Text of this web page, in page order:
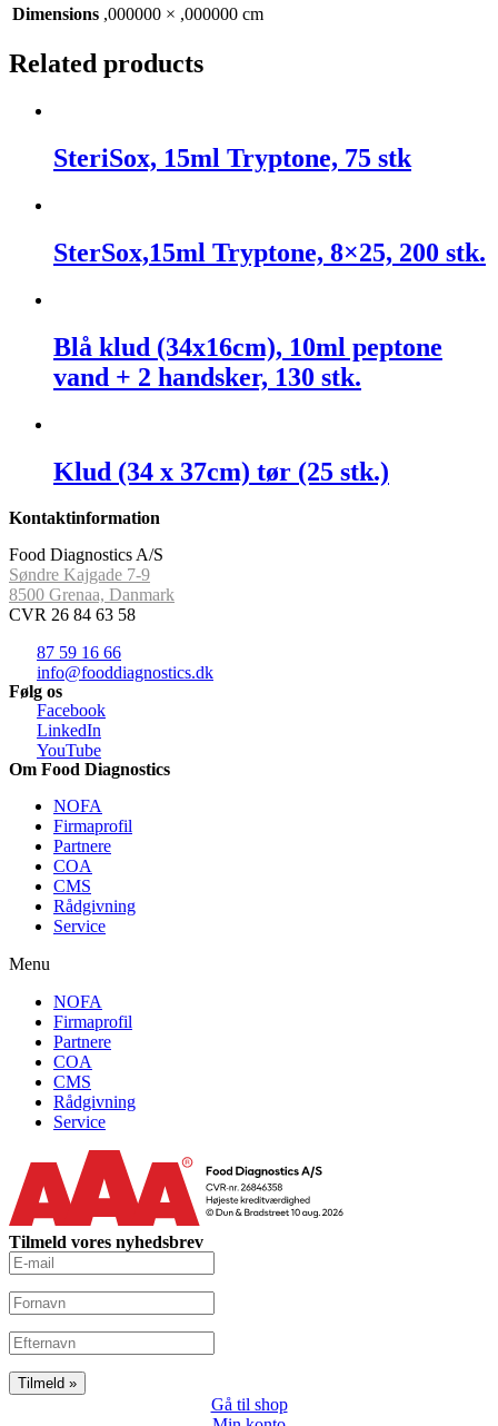
Dimensions ,000000 × ,000000 cm
Related products
SteriSox, 15ml Tryptone, 75 stk
SterSox,15ml Tryptone, 8×25, 200 stk.
Blå klud (34x16cm), 10ml peptone
vand + 2 handsker, 130 stk.
Klud (34 x 37cm) tør (25 stk.)
Kontaktinformation
Food Diagnostics A/S
Søndre Kajgade 7-9
8500 Grenaa, Danmark
CVR 26 84 63 58
87 59 16 66
info@fooddiagnostics.dk
Følg os
Facebook
LinkedIn
YouTube
Om Food Diagnostics
NOFA
Firmaprofil
Partnere
COA
CMS
Rådgivning
Service
Menu
NOFA
Firmaprofil
Partnere
COA
CMS
Rådgivning
Service
Tilmeld vores nyhedsbrev
Gå til shop